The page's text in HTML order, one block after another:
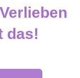
das!